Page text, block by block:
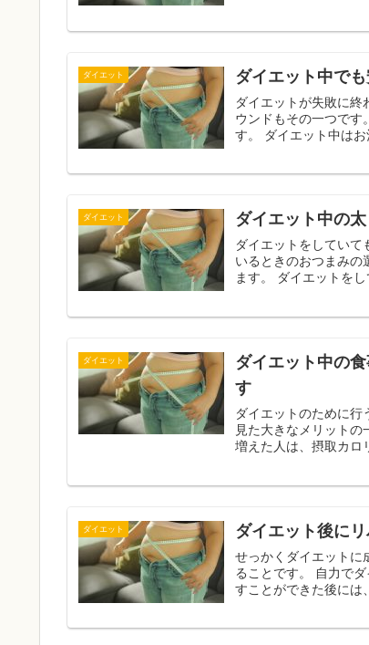
ダイエット ダイエット中で
ダイエットが失敗に
ウンドもその一つです。 そこで重要になってくるのがストイック過ぎない適度な食事制
す。 ダイエット中
ダイエット ダイエット中の
ダイエットをしていても適
いるときのおつまみの
ます。 ダイエッ
ダイエット
ダイエット中の
す
ダイエットのために行
見た大きなメリットの一つが
増えた人は、摂取カロ
ダイエット ダイエット後に
せっかくダイエットに
ることです。 自力でダイエットを行った方に多く見られる現象ですが、目標となる体重に減ら
すことができた後には